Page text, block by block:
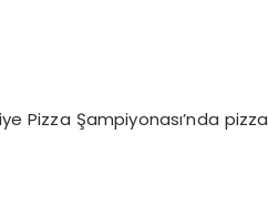
Pizza Şampiyonası’nda pizza